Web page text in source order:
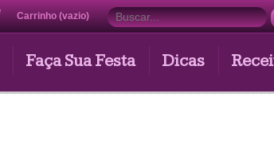
Carrinho (vazio)
Faça Sua Festa Dicas